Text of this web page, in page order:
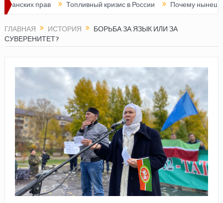
прав Топливный кризис в России Почему нынешняя
ГЛАВНАЯ ИСТОРИЯ
БОРЬБА ЗА ЯЗЫК ИЛИ ЗА
СУВЕРЕНИТЕТ?